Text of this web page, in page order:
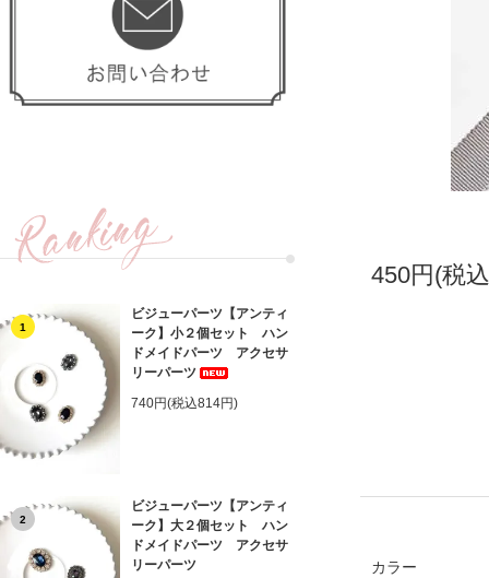
1
ビジューパーツ【アンティ
ーク】小２個セット ハン
ドメイドパーツ アクセサ
リーパーツ
740円(税込814円)
2
ビジューパーツ【アンティ
ーク】大２個セット ハン
ドメイドパーツ アクセサ
リーパーツ
450円(税
カラー